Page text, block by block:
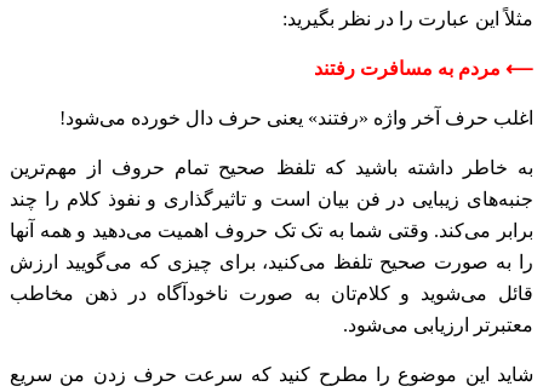
مثلاً این عبارت را در نظر بگیرید:
⟵ مردم به مسافرت رفتند
اغلب حرف آخر واژه «رفتند» یعنی حرف دال خورده می‌شود!
به خاطر داشته باشید که تلفظ صحیح تمام حروف از مهم‌ترین
جنبه‌های زیبایی در فن بیان است و تاثیرگذاری و نفوذ کلام را چند
برابر می‌کند. وقتی شما به تک تک حروف اهمیت می‌دهید و همه آنها
را به صورت صحیح تلفظ می‌کنید، برای چیزی که می‌گویید ارزش
قائل می‌شوید و کلام‌تان به صورت ناخودآگاه در ذهن مخاطب
معتبرتر ارزیابی می‌شود.
شاید این موضوع را مطرح کنید که سرعت حرف زدن من سریع